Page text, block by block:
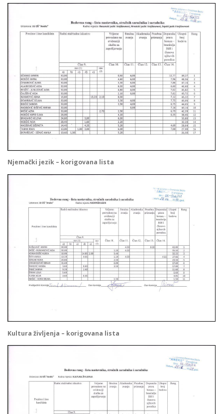
Njemački jezik – korigovana lista
Kultura življenja – korigovana lista